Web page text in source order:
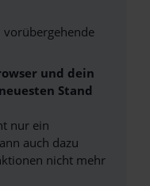
vorübergehende
und dein
Stand
nur ein
auch dazu
nicht mehr